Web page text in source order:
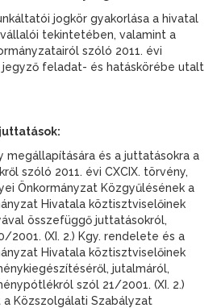
jogkör gyakorlása a hivatal
tekintetében, valamint a
szóló 2011. évi
jegyző feladat- és hatáskörébe utalt
megállapítására és a juttatásokra a
szóló 2011. évi CXCIX. törvény,
Önkormányzat Közgyűlésének a
Hivatala köztisztviselőinek
összefüggő juttatásokról,
(XI. 2.) Kgy. rendelete és a
Hivatala köztisztviselőinek
jutalmáról,
szól 21/2001. (XI. 2.)
a Közszolgálati Szabályzat